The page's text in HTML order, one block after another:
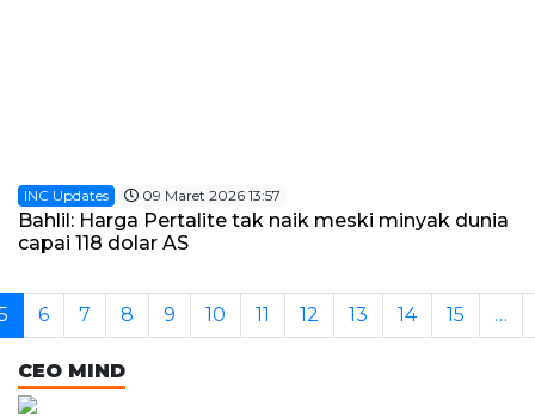
INC Updates 09 Maret 2026 13:57
Bahlil: Harga Pertalite tak naik meski minyak dunia
capai 118 dolar AS
6 7 8 9 10 11 12 13 14 15 …
CEO MIND